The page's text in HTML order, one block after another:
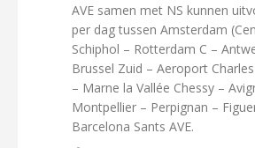
AVE samen met NS kunnen
per dag tussen Amsterdam
Schiphol – Rotterdam C –
Brussel Zuid – Aeroport
– Marne la Vallée Chessy –
Montpellier – Perpignan –
Barcelona Sants AVE.